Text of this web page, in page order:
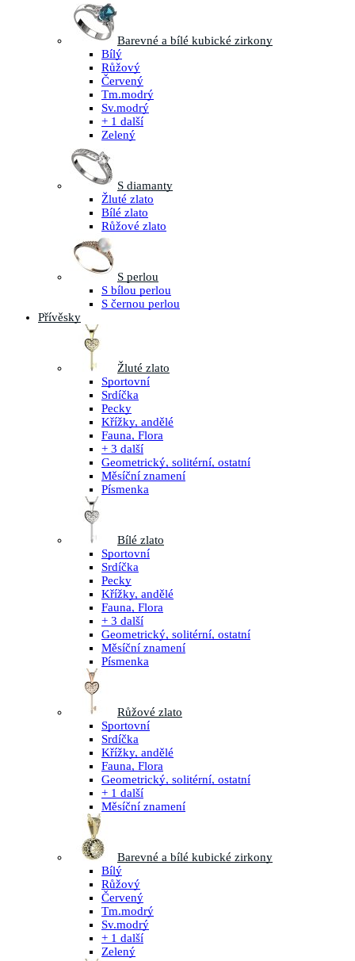
Barevné a bílé kubické zirkony
Bílý
Růžový
Červený
Tm.modrý
Sv.modrý
+ 1 další
Zelený
S diamanty
Žluté zlato
Bílé zlato
Růžové zlato
S perlou
S bílou perlou
S černou perlou
Přívěsky
Žluté zlato
Sportovní
Srdíčka
Pecky
Křížky, andělé
Fauna, Flora
+ 3 další
Geometrický, solitérní, ostatní
Měsíční znamení
Písmenka
Bílé zlato
Sportovní
Srdíčka
Pecky
Křížky, andělé
Fauna, Flora
+ 3 další
Geometrický, solitérní, ostatní
Měsíční znamení
Písmenka
Růžové zlato
Sportovní
Srdíčka
Křížky, andělé
Fauna, Flora
Geometrický, solitérní, ostatní
+ 1 další
Měsíční znamení
Barevné a bílé kubické zirkony
Bílý
Růžový
Červený
Tm.modrý
Sv.modrý
+ 1 další
Zelený